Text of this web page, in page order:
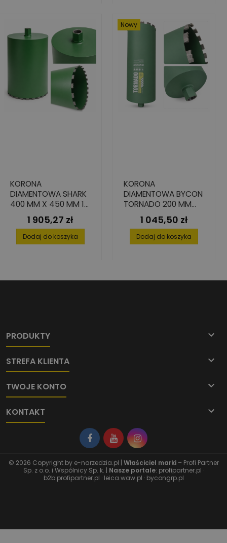
KORONA
DIAMENTOWA SHARK
400 MM X 450 MM 1
1/4" DO BETONU
Cena
1 905,27 zł
Dodaj do koszyka
Nowy
KORONA
DIAMENTOWA BYCON
TORNADO 200 MM
450 MM 1 1/4" UNC
Cena
1 045,50 zł
Dodaj do koszyka
PRODUKTY 
STREFA KLIENTA 
TWOJE KONTO 
KONTAKT 
© 2026 Copyright by e-narzedzia.pl | Właściciel marki– Profi Partner
Sp. z o.o. i Wspólnicy Sp. k. | Nasze portale: profipartner.pl ·
b2b.profipartner.pl · leica.waw.pl · bycongrp.pl